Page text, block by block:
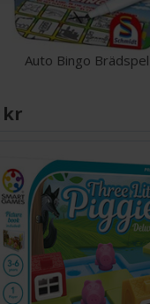
Auto Bingo Brädspel